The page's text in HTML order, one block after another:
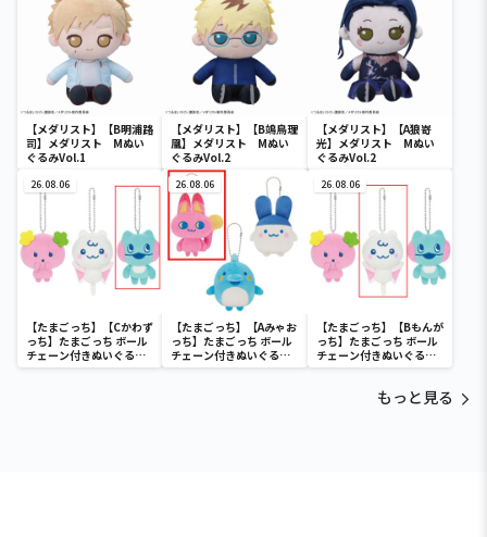
【メダリスト】【B明浦路
司】メダリスト Mぬい
ぐるみVol.1
【メダリスト】【B鴗鳥理
凰】メダリスト Mぬい
ぐるみVol.2
【メダリスト】【A狼嵜
光】メダリスト Mぬい
ぐるみVol.2
26.08.06
【たまごっち】【Cかわず
っち】たまごっち ボール
チェーン付きぬいぐるみ
～Tamagotchi
26.08.06
【たまごっち】【Aみゃお
っち】たまごっち ボール
チェーン付きぬいぐるみ
～Tamagotchi
26.08.06
【たまごっち】【Bもんが
っち】たまごっち ボール
チェーン付きぬいぐるみ
～Tamagotchi
もっと見る